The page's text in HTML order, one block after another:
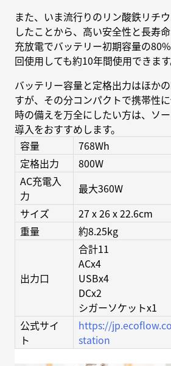
また、いま流行りのリン酸鉄リチ
したことから、高い安全性と長寿
充放電でバッテリー初期容量の
回使用しても約10年間使用できます
バッテリー容量と定格出力はほか
すが、その分コンパクトで携帯性
時の備えを万全にしたい方は、ソ
導入をおすすめします。
容量
768Wh
定格出力
800W
AC充電入
力
最大360W
サイズ
27 x 26 x 22.6cm
重量
約8.25kg
出力口
合計11
ACx4
USBx4
DCx2
シガーソケットx1
公式サイ
ト
https://
station